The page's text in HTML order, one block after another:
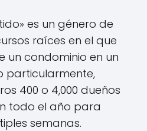
es un género de
raíces en el que
un condominio en un
particularmente,
400 o 4,000 dueños
todo el año para
semanas.